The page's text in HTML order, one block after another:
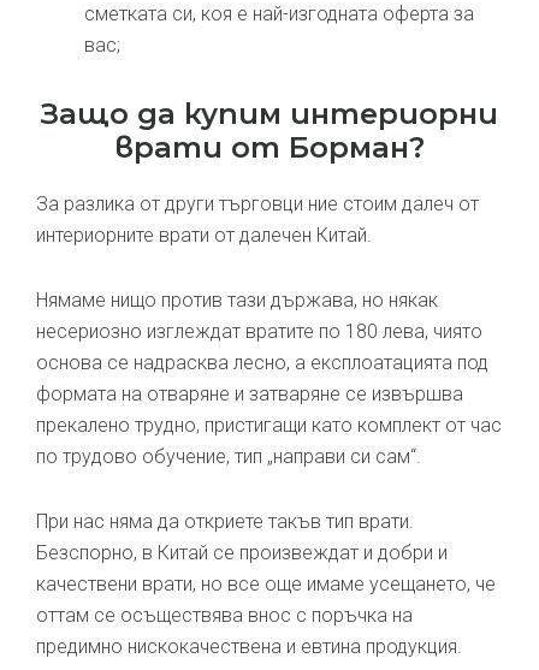
сметката си, коя е най-изгодната оферта за
вас;
Защо да купим интериорни
врати от Борман?
За разлика от други търговци ние стоим далеч от
интериорните врати от далечен Китай.
Нямаме нищо против тази държава, но някак
несериозно изглеждат вратите по 180 лева, чиято
основа се надрасква лесно, а експлоатацията под
формата на отваряне и затваряне се извършва
прекалено трудно, пристигащи като комплект от час
по трудово обучение, тип „направи си сам“.
При нас няма да откриете такъв тип врати.
Безспорно, в Китай се произвеждат и добри и
качествени врати, но все още имаме усещането, че
оттам се осъществява внос с поръчка на
предимно нискокачествена и евтина продукция.